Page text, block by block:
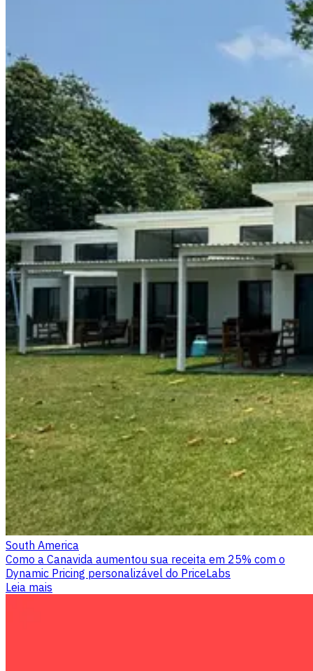
South America
Como a Canavida aumentou sua receita em 25% com o
Dynamic Pricing personalizável do PriceLabs
Leia mais